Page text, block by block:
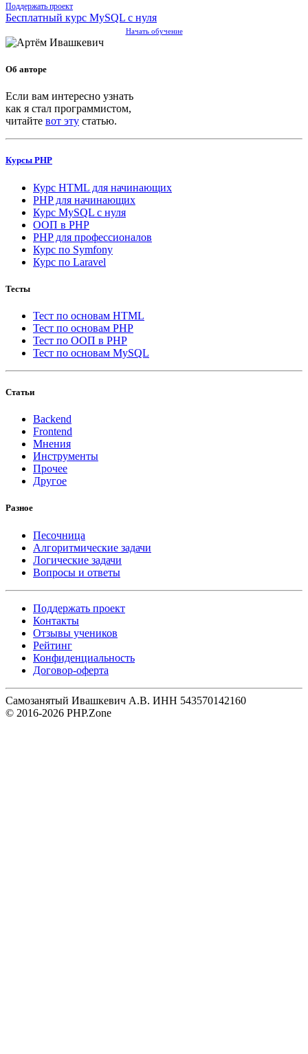
Поддержать проект
Бесплатный курс MySQL с нуля
Начать обучение
Об авторе
Если вам интересно узнать
как я стал программистом,
читайте вот эту статью.
Курсы PHP
Курс HTML для начинающих
PHP для начинающих
Курс MySQL с нуля
ООП в PHP
PHP для профессионалов
Курс по Symfony
Курс по Laravel
Тесты
Тест по основам HTML
Тест по основам PHP
Тест по ООП в PHP
Тест по основам MySQL
Статьи
Backend
Frontend
Мнения
Инструменты
Прочее
Другое
Разное
Песочница
Алгоритмические задачи
Логические задачи
Вопросы и ответы
Поддержать проект
Контакты
Отзывы учеников
Рейтинг
Конфиденциальность
Договор-оферта
Самозанятый Ивашкевич А.В. ИНН 543570142160
© 2016-2026 PHP.Zone